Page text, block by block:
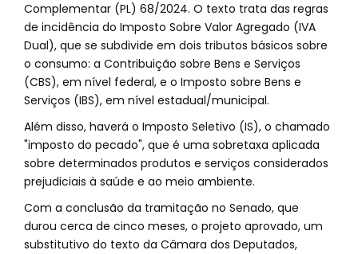
Complementar (PL) 68/2024. O texto trata das regras
de incidência do Imposto Sobre Valor Agregado (IVA
Dual), que se subdivide em dois tributos básicos sobre
o consumo: a Contribuição sobre Bens e Serviços
(CBS), em nível federal, e o Imposto sobre Bens e
Serviços (IBS), em nível estadual/municipal.
Além disso, haverá o Imposto Seletivo (IS), o chamado
"imposto do pecado", que é uma sobretaxa aplicada
sobre determinados produtos e serviços considerados
prejudiciais à saúde e ao meio ambiente.
Com a conclusão da tramitação no Senado, que
durou cerca de cinco meses, o projeto aprovado, um
substitutivo do texto da Câmara dos Deputados,